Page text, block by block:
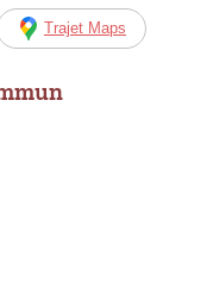
Trajet Maps